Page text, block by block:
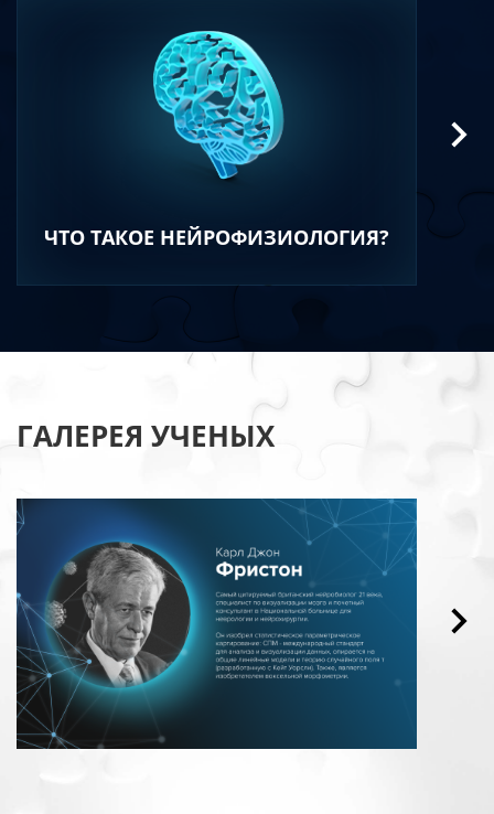
ЧТО ТАКОЕ НЕЙРОФИЗИОЛОГИЯ?
ГАЛЕРЕЯ УЧЕНЫХ